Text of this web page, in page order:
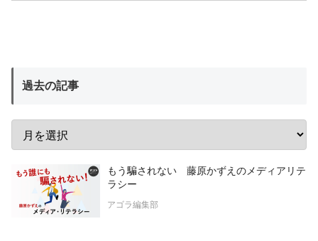
過去の記事
もう騙されない 藤原かずえのメディアリテ
ラシー
アゴラ編集部